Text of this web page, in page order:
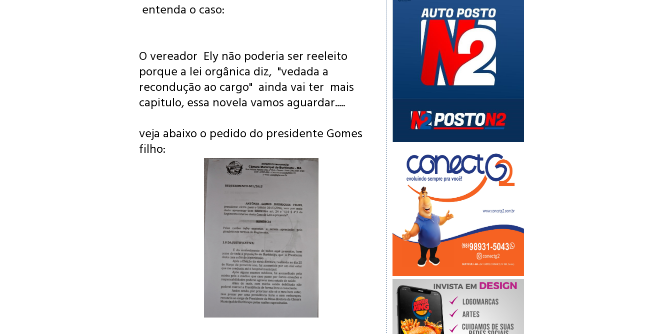
entenda o caso:
O vereador Ely não poderia ser reeleito
porque a lei orgânica diz, "vedada a
recondução ao cargo" ainda vai ter mais
capitulo, essa novela vamos aguardar.....
veja abaixo o pedido do presidente Gomes
filho: